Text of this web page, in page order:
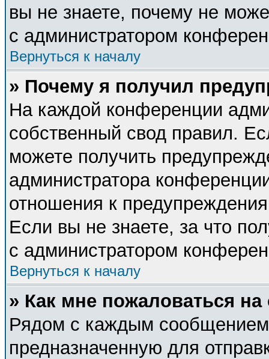
вы не знаете, почему не
с администратором
Вернуться к началу
» Почему я получил
На каждой конференции
собственный свод правил.
можете получить
администратора
отношения к
Если вы не знаете, за что
с администратором
Вернуться к началу
» Как мне пожаловаться
Рядом с каждым сообщением
предназначенную для